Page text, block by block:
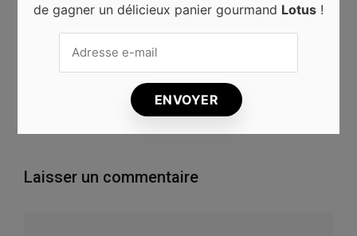
NEXT ARTICLE
Les plus belles chutes d’eau du monde
Astuces & conseils· décembre 4, 2020
Laisser un commentaire
de gagner un délicieux panier gourmand Lotus !